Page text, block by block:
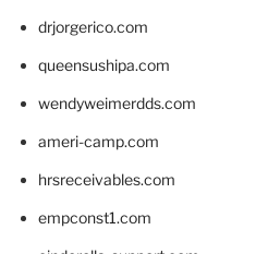
drjorgerico.com
queensushipa.com
wendyweimerdds.com
ameri-camp.com
hrsreceivables.com
empconst1.com